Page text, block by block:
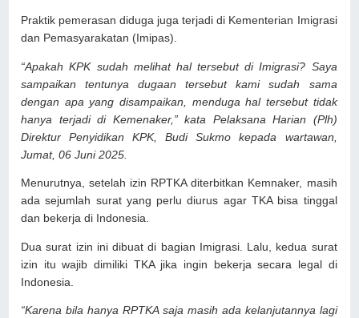
Praktik pemerasan diduga juga terjadi di Kementerian Imigrasi
dan Pemasyarakatan (Imipas).
“Apakah KPK sudah melihat hal tersebut di Imigrasi? Saya
sampaikan tentunya dugaan tersebut kami sudah sama
dengan apa yang disampaikan, menduga hal tersebut tidak
hanya terjadi di Kemenaker,” kata Pelaksana Harian (Plh)
Direktur Penyidikan KPK, Budi Sukmo kepada wartawan,
Jumat, 06 Juni 2025.
Menurutnya, setelah izin RPTKA diterbitkan Kemnaker, masih
ada sejumlah surat yang perlu diurus agar TKA bisa tinggal
dan bekerja di Indonesia.
Dua surat izin ini dibuat di bagian Imigrasi. Lalu, kedua surat
izin itu wajib dimiliki TKA jika ingin bekerja secara legal di
Indonesia.
“Karena bila hanya RPTKA saja masih ada kelanjutannya lagi